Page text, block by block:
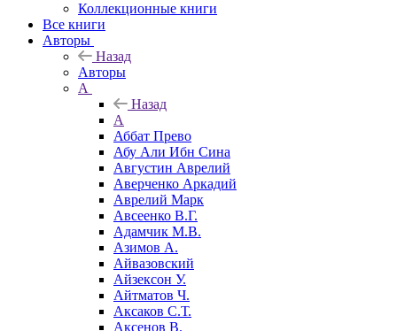
Коллекционные книги
Все книги
Авторы
Назад
Авторы
А
Назад
А
Аббат Прево
Абу Али Ибн Сина
Августин Аврелий
Аверченко Аркадий
Аврелий Марк
Авсеенко В.Г.
Адамчик М.В.
Азимов А.
Айвазовский
Айзексон У.
Айтматов Ч.
Аксаков С.Т.
Аксенов В.